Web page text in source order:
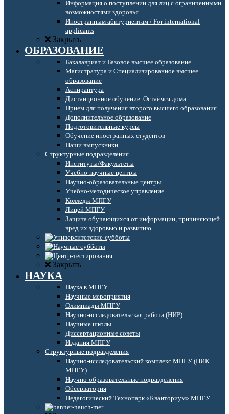
Информация о поступлении для лиц с ограниченными
возможностями здоровья
Иностранным абитуриентам / For international
applicants
Закрыть
ОБРАЗОВАНИЕ
Бакалавриат и Базовое высшее образование
Магистратура и Специализированное высшее
образование
Аспирантура
Дистанционное обучение. Остаёмся дома
Прием для получения второго высшего образования
Дополнительное образование
Подготовительные курсы
Обучение иностранных студентов
Наши выпускники
Структурные подразделения
Институты/Факультеты
Учебно-научные центры
Научно-образовательные центры
Учебно-методическое управление
Колледж МПГУ
Лицей МПГУ
Защита обучающихся от информации, причиняющей
вред их здоровью и развитию
Закрыть
НАУКА
Наука в МПГУ
Научные мероприятия
Олимпиады МПГУ
Научно-исследовательская работа (НИР)
Научные школы
Диссертационные советы
Издания МПГУ
Структурные подразделения
Научно-исследовательский комплекс МПГУ (НИК
МПГУ)
Научно-образовательные подразделения
Обсерватория
Педагогический Технопарк «Кванториум» МПГУ